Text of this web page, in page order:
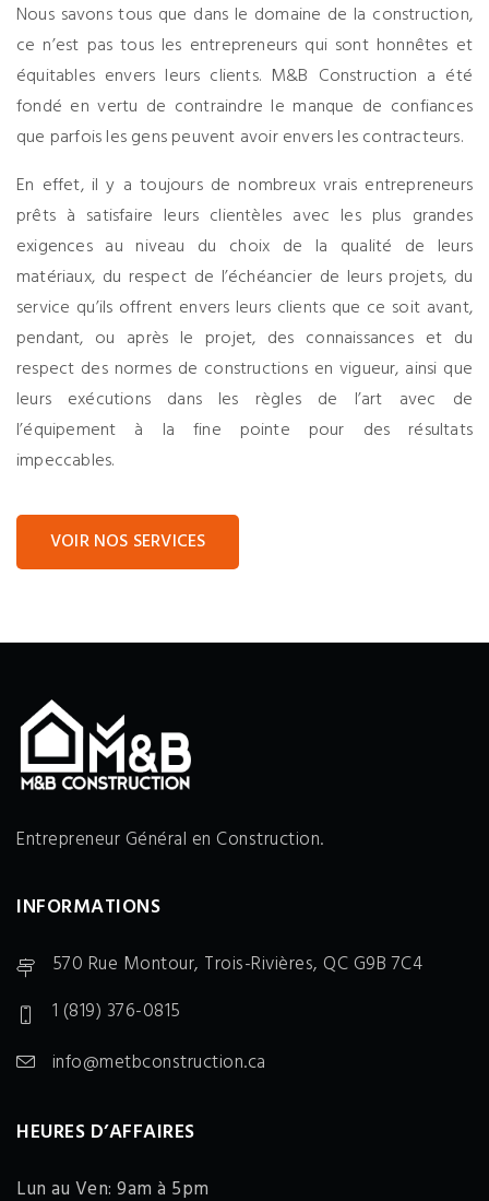
Nous savons tous que dans le domaine de la construction,
ce n’est pas tous les entrepreneurs qui sont honnêtes et
équitables envers leurs clients. M&B Construction a été
fondé en vertu de contraindre le manque de confiances
que parfois les gens peuvent avoir envers les contracteurs.
En effet, il y a toujours de nombreux vrais entrepreneurs
prêts à satisfaire leurs clientèles avec les plus grandes
exigences au niveau du choix de la qualité de leurs
matériaux, du respect de l’échéancier de leurs projets, du
service qu’ils offrent envers leurs clients que ce soit avant,
pendant, ou après le projet, des connaissances et du
respect des normes de constructions en vigueur, ainsi que
leurs exécutions dans les règles de l’art avec de
l’équipement à la fine pointe pour des résultats
impeccables.
VOIR NOS SERVICES
Entrepreneur Général en Construction.
INFORMATIONS
570 Rue Montour, Trois-Rivières, QC G9B 7C4
1 (819) 376-0815
info@metbconstruction.ca
HEURES D’AFFAIRES
Lun au Ven: 9am à 5pm